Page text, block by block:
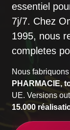
essentiel
7j/7. Chez
1995, nous
completes
Nous fabriquons
PHARMACIE,
UE. Versions
15.000